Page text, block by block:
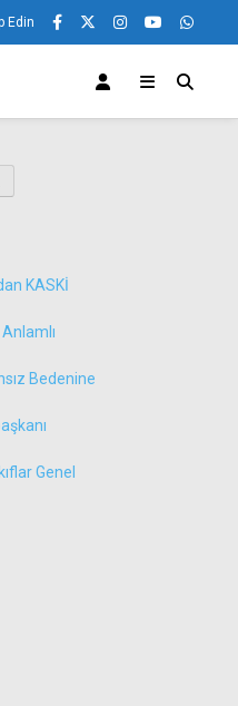
Edin
KASKİ
Bedenine
Genel